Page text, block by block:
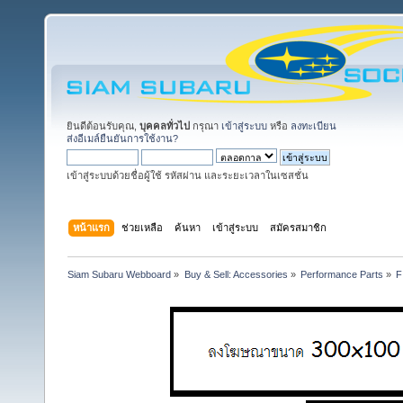
ยินดีต้อนรับคุณ, บุคคลทั่วไป กรุณา เข้าสู่ระบบ หรือ ลงทะเบียน
ส่งอีเมล์ยืนยันการใช้งาน?
เข้าสู่ระบบด้วยชื่อผู้ใช้ รหัสผ่าน และระยะเวลาในเซสชั่น
หน้าแรก ช่วยเหลือ ค้นหา เข้าสู่ระบบ สมัครสมาชิก
Siam Subaru Webboard » Buy & Sell: Accessories » Performance Parts »